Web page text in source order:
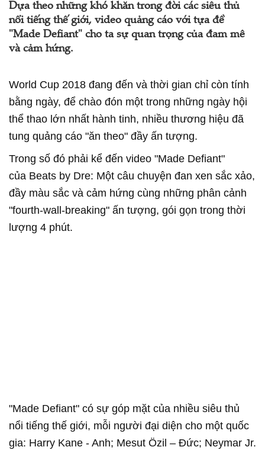
Dựa theo những khó khăn trong đời các siêu thủ
nổi tiếng thế giới, video quảng cáo với tựa đề
"Made Defiant" cho ta sự quan trọng của đam mê
và cảm hứng.
World Cup 2018 đang đến và thời gian chỉ còn tính
bằng ngày, để chào đón một trong những ngày hội
thể thao lớn nhất hành tinh, nhiều thương hiệu đã
tung quảng cáo "ăn theo" đầy ấn tượng.
Trong số đó phải kể đến video "Made Defiant"
của Beats by Dre: Một câu chuyện đan xen sắc xảo,
đầy màu sắc và cảm hứng cùng những phân cảnh
"fourth-wall-breaking" ấn tượng, gói gọn trong thời
lượng 4 phút.
"Made Defiant" có sự góp mặt của nhiều siêu thủ
nổi tiếng thế giới, mỗi người đại diện cho một quốc
gia: Harry Kane - Anh; Mesut Özil – Đức; Neymar Jr.